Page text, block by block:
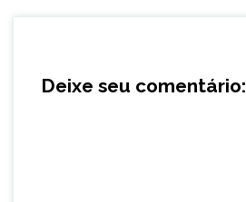
Deixe seu comentário: